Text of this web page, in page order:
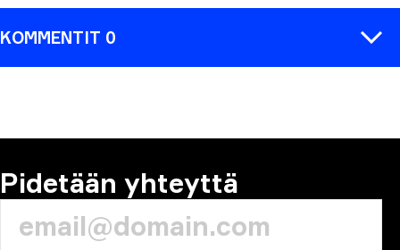
KOMMENTIT 0
Pidetään yhteyttä